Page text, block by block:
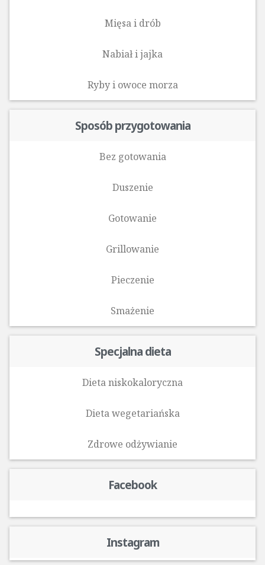
Mięsa i drób
Nabiał i jajka
Ryby i owoce morza‎
Sposób przygotowania
Bez gotowania
Duszenie
Gotowanie
Grillowanie
Pieczenie
Smażenie
Specjalna dieta
Dieta niskokaloryczna
Dieta wegetariańska
Zdrowe odżywianie
Facebook
Instagram